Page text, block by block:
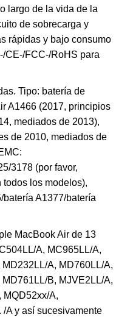
largo de la vida de la
de sobrecarga y
rápidas y bajo consumo
CE-/FCC-/RoHS para
Tipo: batería de
A1466 (2017, principios
mediados de 2013),
de 2010, mediados de
3178 (por favor,
los modelos),
batería A1377/batería
MacBook Air de 13
A, MC965LL/A,
A, MD760LL/A,
B, MJVE2LL/A,
MQD52xx/A,
/A y así sucesivamente